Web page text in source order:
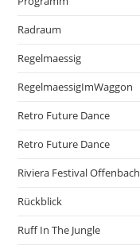
Radraum
Regelmaessig
RegelmaessigImWaggon
Retro Future Dance
Retro Future Dance
Riviera Festival Offenbach
Rückblick
Ruff In The Jungle